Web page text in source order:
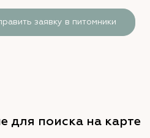
заявку в питомники
для поиска на карте